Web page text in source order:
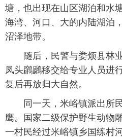
塘，也出现在山区湖泊和水
海湾、河口、大的内陆湖泊
沼泽地带。
随后，民警与娄烦县林业
凤头鸊鷉移交给专业人员进
复后再放归大自然。
同一天，米峪镇派出所民
鹰。国家二级保护野生动物
一村民经过米峪镇乡国练村